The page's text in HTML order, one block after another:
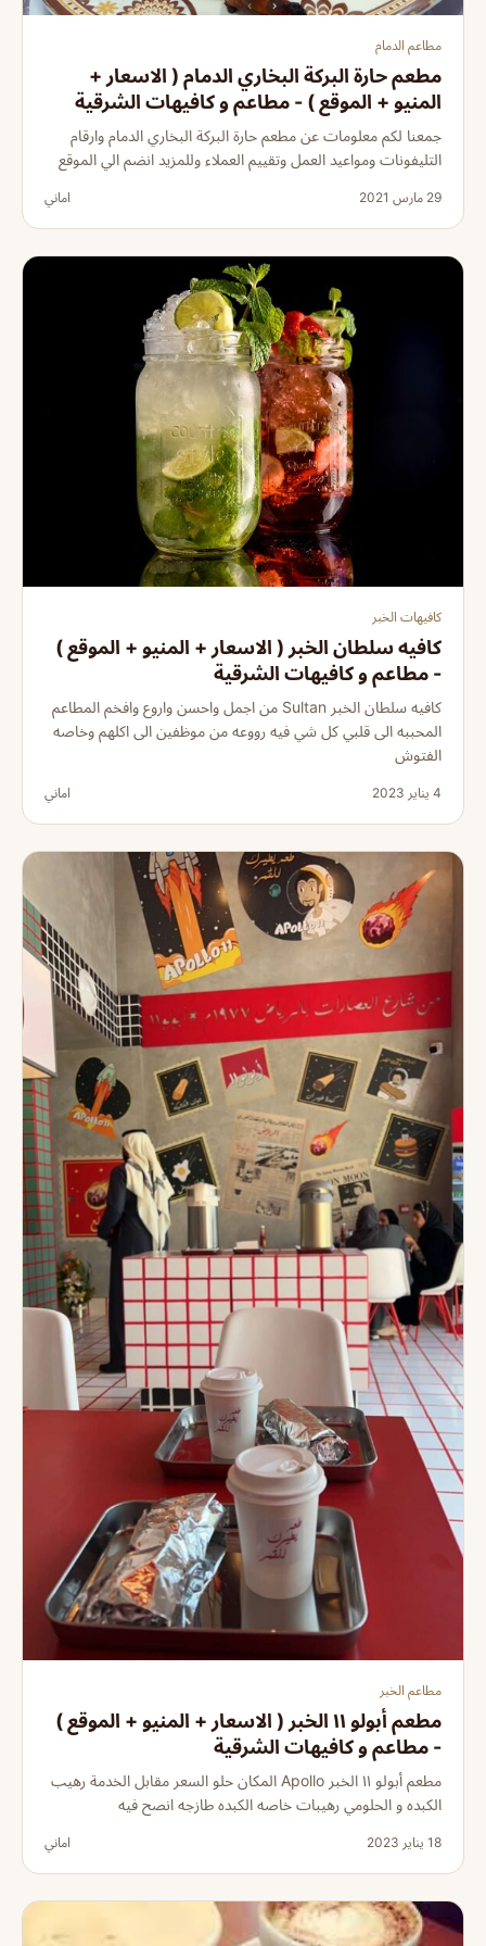
مطاعم الدمام
مطعم حارة البركة البخاري الدمام ( الاسعار +
المنيو + الموقع ) - مطاعم و كافيهات الشرقية
جمعنا لكم معلومات عن مطعم حارة البركة البخاري الدمام وارقام
التليفونات ومواعيد العمل وتقييم العملاء وللمزيد انضم الي الموقع
29 مارس 2021 اماني
كافيهات الخبر
كافيه سلطان الخبر ( الاسعار + المنيو + الموقع )
- مطاعم و كافيهات الشرقية
كافيه سلطان الخبر Sultan من اجمل واحسن واروع وافخم المطاعم
المحببه الى قلبي كل شي فيه رووعه من موظفين الى اكلهم وخاصه
الفتوش
4 يناير 2023 اماني
مطاعم الخبر
مطعم أبولو ١١ الخبر ( الاسعار + المنيو + الموقع )
- مطاعم و كافيهات الشرقية
مطعم أبولو ١١ الخبر Apollo المكان حلو السعر مقابل الخدمة رهيب
الكبده و الحلومي رهيبات خاصه الكبده طازجه انصح فيه
18 يناير 2023 اماني